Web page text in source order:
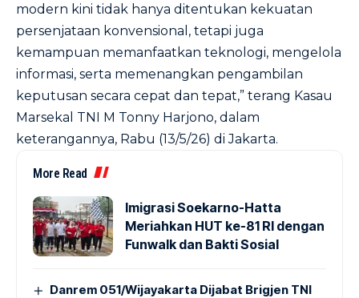
modern kini tidak hanya ditentukan kekuatan
persenjataan konvensional, tetapi juga
kemampuan memanfaatkan teknologi, mengelola
informasi, serta memenangkan pengambilan
keputusan secara cepat dan tepat,” terang Kasau
Marsekal TNI M Tonny Harjono, dalam
keterangannya, Rabu (13/5/26) di Jakarta.
More Read
Imigrasi Soekarno-Hatta
Meriahkan HUT ke-81 RI dengan
Funwalk dan Bakti Sosial
Danrem 051/Wijayakarta Dijabat Brigjen TNI